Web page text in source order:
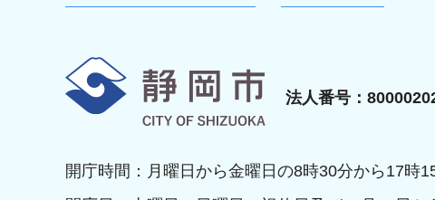
法人番号：
開庁時間：月曜日から金曜日の8時30分から17時